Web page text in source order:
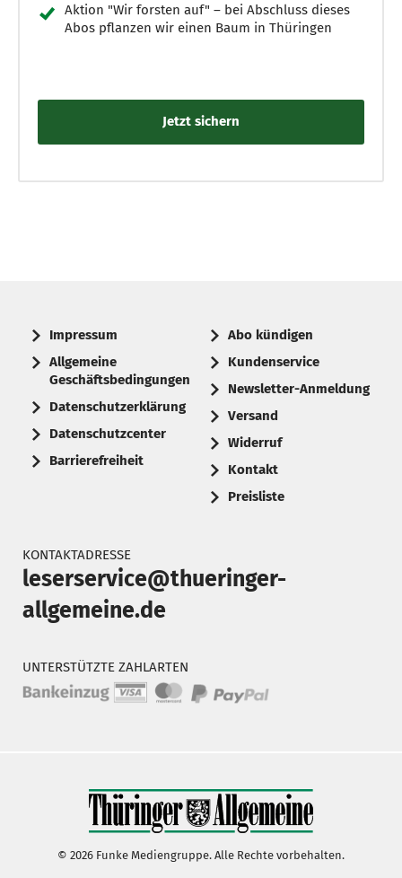
Aktion "Wir forsten auf" – bei Abschluss dieses
Abos pflanzen wir einen Baum in Thüringen
Impressum
Allgemeine
Geschäftsbedingungen
Datenschutzerklärung
Datenschutzcenter
Barrierefreiheit
Abo kündigen
Kundenservice
Newsletter-Anmeldung
Versand
Widerruf
Kontakt
Preisliste
KONTAKTADRESSE
leserservice@thueringer-
allgemeine.de
UNTERSTÜTZTE ZAHLARTEN
© 2026 Funke Mediengruppe. Alle Rechte vorbehalten.